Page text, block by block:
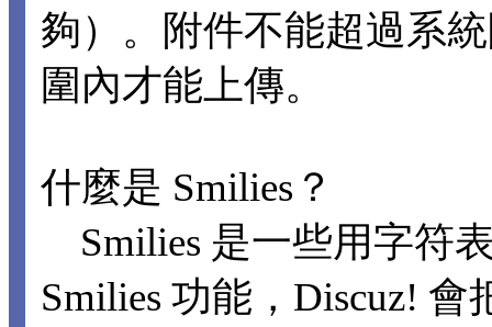
夠）。附件不能超過系
圍內才能上傳。
什麼是 Smilies？
Smilies 是一些用字符
Smilies 功能，Discuz!